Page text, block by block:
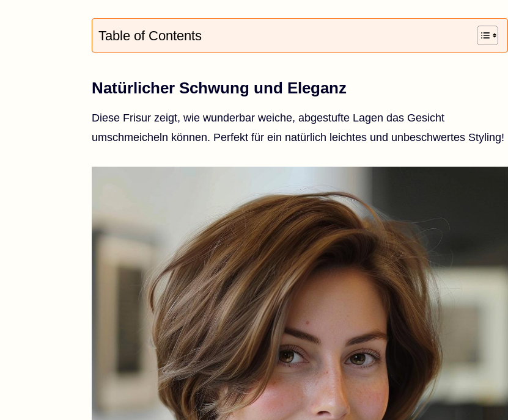
Table of Contents
Natürlicher Schwung und Eleganz
Diese Frisur zeigt, wie wunderbar weiche, abgestufte Lagen das Gesicht
umschmeicheln können. Perfekt für ein natürlich leichtes und unbeschwertes Styling!